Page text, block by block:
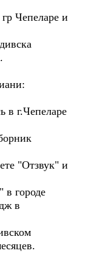
Чепеларе и
в г.Чепеларе
"Отзвук" и
в городе
в